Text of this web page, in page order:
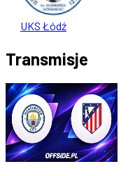
UKS Łódź
Transmisje